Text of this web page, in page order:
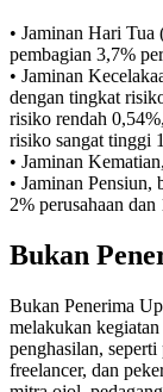
• Jaminan Hari Tua
pembagian 3,7%
• Jaminan
dengan tingkat
risiko rendah
risiko sangat tinggi
• Jaminan
• Jaminan Pensiun,
2% perusahaan
Bukan
Bukan Penerima
melakukan
penghasilan,
freelancer, dan